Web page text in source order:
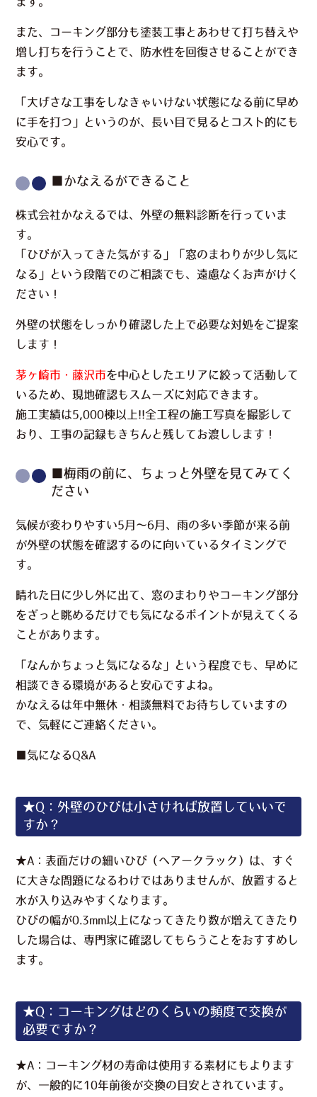
また、コーキング部分も塗装工事とあわせて打ち替えや
増し打ちを行うことで、防水性を回復させることができ
ます。
「大げさな工事をしなきゃいけない状態になる前に早め
に手を打つ」というのが、長い目で見るとコスト的にも
安心です。
■かなえるができること
株式会社かなえるでは、外壁の無料診断を行っていま
す。
「ひびが入ってきた気がする」「窓のまわりが少し気に
なる」
という段階でのご相談でも、遠慮なくお声がけく
ださい！
外壁の状態をしっかり確認した上で必要な対処をご提案
します！
茅ヶ崎市・藤沢市を中心としたエリアに絞って活動して
いるため、現地確認もスムーズに対応できます。
施工実績は5,000棟以上!!全工程の施工写真を撮影して
おり、工事の記録もきちんと残してお渡しします！
■梅雨の前に、ちょっと外壁を見てみてく
ださい
気候が変わりやすい5月〜6月、雨の多い季節が来る前
が外壁の状態を確認するのに向いているタイミングで
す。
晴れた日に少し外に出て、窓のまわりやコーキング部分
をざっと眺めるだけでも気になるポイントが見えてくる
ことがあります。
「なんかちょっと気になるな」
という程度でも、早めに
相談できる環境があると安心ですよね。
かなえるは年中無休・相談無料でお待ちしていますの
で、気軽にご連絡ください。
■気になるQ&A
★Q：外壁のひびは小さければ放置していいで
すか？
★A：表面だけの細いひび（ヘアークラック）は、すぐ
に大きな問題になるわけではありませんが、放置すると
水が入り込みやすくなります。
ひびの幅が0.3mm以上になってきたり数が増えてきたり
した場合は、専門家に確認してもらうことをおすすめし
ます。
★Q：コーキングはどのくらいの頻度で交換が
必要ですか？
★A：コーキング材の寿命は使用する素材にもよります
が、一般的に10年前後が交換の目安とされています。